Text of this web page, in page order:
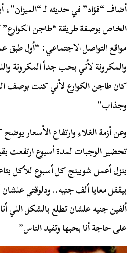
أضاف “فؤاد” في حديثه لـ “الميزان”،
الخاص بوصفة طريقة “طاجن
مواقع التواصل الاجتماعي: “أول طبق
والمكرونة لأني بحب جداً المكرونة
كان طاجن الكوارع لأني كنت بوصف
وجذاب”
وعن أزمة الغلاء وارتفاع الأسعار
تحضير الوجبات لمدة أسبوع ارتفعت
بنزل أعمل شوبينج كل أسبوع للأكل
بيقفل معايا ألف جنيه.. ودلوقتي
ألفين جنيه علشان تطلع بالشكل اللي
على حاجة أنا بحبها وتفيد الناس”